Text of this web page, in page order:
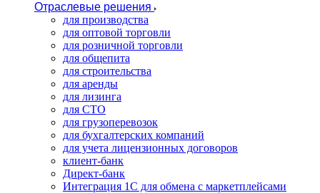
Отраслевые решения
для производства
для оптовой торговли
для розничной торговли
для общепита
для строительства
для аренды
для лизинга
для СТО
для грузоперевозок
для бухгалтерских компаний
для учета лицензионных договоров
клиент-банк
Директ-банк
Интеграция 1C для обмена с маркетплейсами